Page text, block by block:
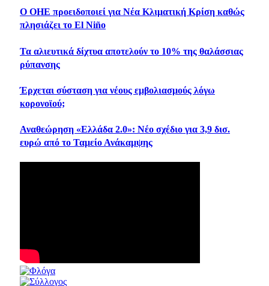
Ο ΟΗΕ προειδοποιεί για Νέα Κλιματική Κρίση καθώς
πλησιάζει το El Niño
Τα αλιευτικά δίχτυα αποτελούν το 10% της θαλάσσιας
ρύπανσης
Έρχεται σύσταση για νέους εμβολιασμούς λόγω
κορονοϊού;
Αναθεώρηση «Ελλάδα 2.0»: Νέο σχέδιο για 3,9 δισ.
ευρώ από το Ταμείο Ανάκαμψης